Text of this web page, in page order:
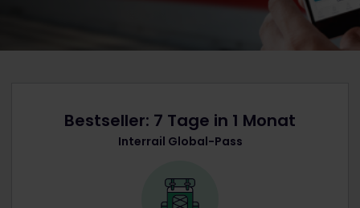
Bestseller: 7 Tage in 1 Monat
Interrail Global-Pass